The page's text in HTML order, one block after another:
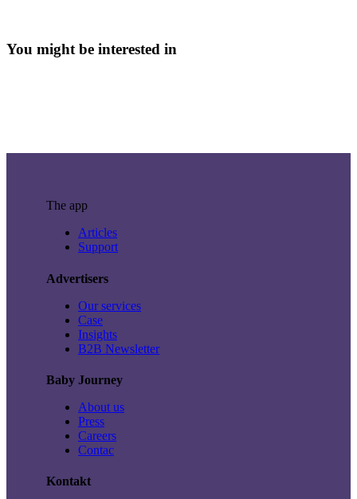
You might be interested in
The app
Articles
Support
Advertisers
Our services
Case
Insights
B2B Newsletter
Baby Journey
About us
Press
Careers
Contac
Kontakt